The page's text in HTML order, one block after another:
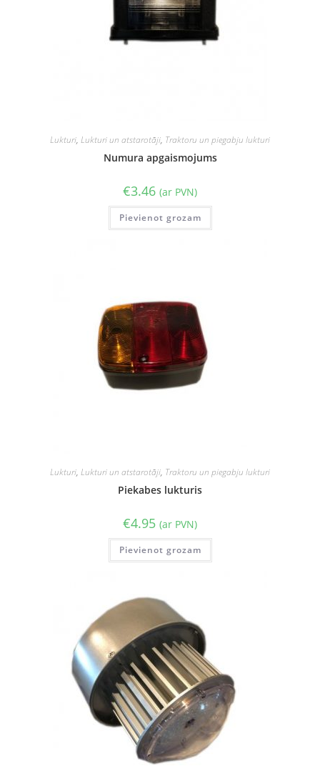
Lukturi, Lukturi un atstarotāji, Traktoru un piegabju lukturi
Numura apgaismojums
€3.46 (ar PVN)
Pievienot grozam
Lukturi, Lukturi un atstarotāji, Traktoru un piegabju lukturi
Piekabes lukturis
€4.95 (ar PVN)
Pievienot grozam